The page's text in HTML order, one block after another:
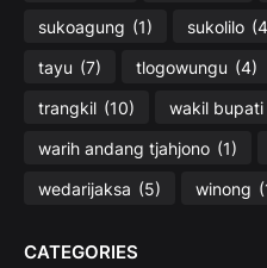
sukoagung (1) sukolilo
tayu (7) tlogowungu (4)
trangkil (10) wakil bupati
warih andang tjahjono (1)
wedarijaksa (5) winong
CATEGORIES